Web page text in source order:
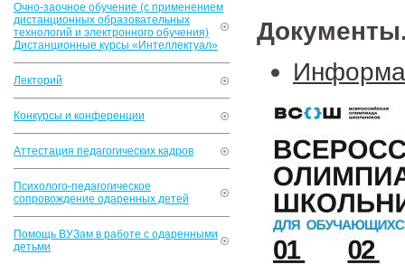
Очно-заочное обучение (с применением
дистанционных образовательных
технологий и электронного обучения)
Дистанционные курсы «Интеллектуал»
Лекторий
Конкурсы и конференции
Аттестация педагогических кадров
Психолого-педагогическое
сопровождение одаренных детей
Помощь ВУЗам в работе с одаренными
детьми